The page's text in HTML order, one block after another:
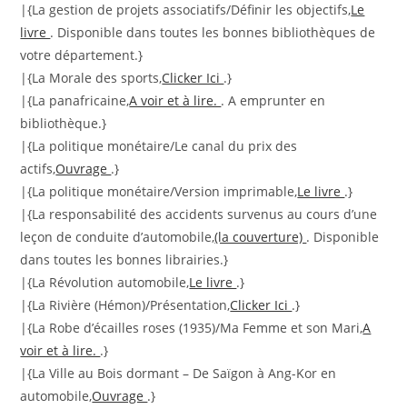
|{La gestion de projets associatifs/Définir les objectifs,Le
livre . Disponible dans toutes les bonnes bibliothèques de
votre département.}
|{La Morale des sports,Clicker Ici .}
|{La panafricaine,A voir et à lire. . A emprunter en
bibliothèque.}
|{La politique monétaire/Le canal du prix des
actifs,Ouvrage .}
|{La politique monétaire/Version imprimable,Le livre .}
|{La responsabilité des accidents survenus au cours d’une
leçon de conduite d’automobile,(la couverture) . Disponible
dans toutes les bonnes librairies.}
|{La Révolution automobile,Le livre .}
|{La Rivière (Hémon)/Présentation,Clicker Ici .}
|{La Robe d’écailles roses (1935)/Ma Femme et son Mari,A
voir et à lire. .}
|{La Ville au Bois dormant – De Saïgon à Ang-Kor en
automobile,Ouvrage .}